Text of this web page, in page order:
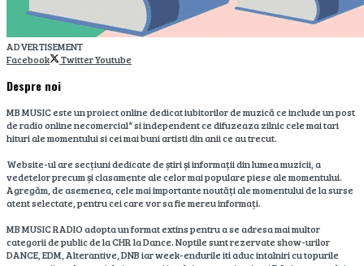
ADVERTISEMENT
Facebook
TwitterYoutube
Despre noi
MB MUSIC este un proiect online dedicat iubitorilor de muzică ce include un post
de radio online necomercial* si independent ce difuzeaza zilnic cele mai tari
hituri ale momentului si cei mai buni artisti din anii ce au trecut.
Website-ul are secțiuni dedicate de știri și informații din lumea muzicii, a
vedetelor precum și clasamente ale celor mai populare piese ale momentului.
Agregăm, de asemenea, cele mai importante noutăți ale momentului de la surse
atent selectate, pentru cei care vor sa fie mereu informați.
MB MUSIC RADIO adopta un format extins pentru a se adresa mai multor
categorii de public de la CHR la Dance. Noptile sunt rezervate show-urilor
DANCE, EDM, Alterantive, DNB iar week-endurile iti aduc intalniri cu topurile